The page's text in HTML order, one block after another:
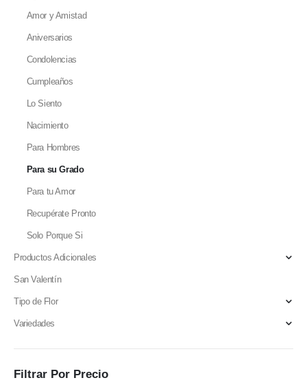
Amor y Amistad
Aniversarios
Condolencias
Cumpleaños
Lo Siento
Nacimiento
Para Hombres
Para su Grado
Para tu Amor
Recupérate Pronto
Solo Porque Si
Productos Adicionales
San Valentín
Tipo de Flor
Variedades
Filtrar Por Precio